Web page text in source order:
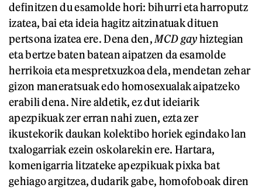
definitzen du esamolde hori: bihurri eta harroputz
izatea, bai eta ideia hagitz aitzinatuak dituen
pertsona izatea ere. Dena den, MCD gayhiztegian
eta bertze baten batean aipatzen da esamolde
herrikoia eta mespretxuzkoa dela, mendetan zehar
gizon maneratsuak edo homosexualak aipatzeko
erabili dena. Nire aldetik, ez dut ideiarik
apezpikuak zer erran nahi zuen, ezta zer
ikustekorik daukan kolektibo horiek egindako lan
txalogarriak ezein oskolarekin ere. Hartara,
komenigarria litzateke apezpikuak pixka bat
gehiago argitzea, dudarik gabe, homofoboak diren